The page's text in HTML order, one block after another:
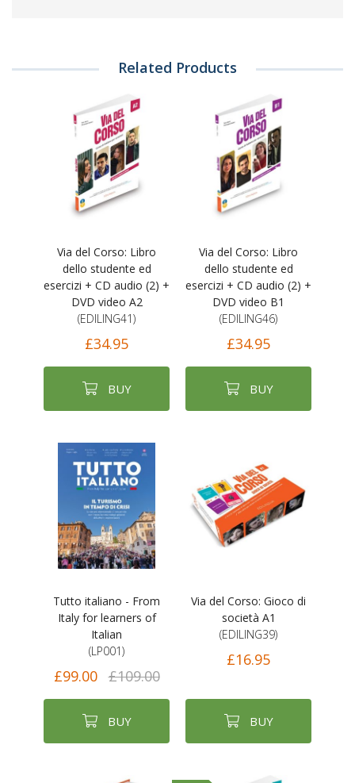
Related Products
Via del Corso: Libro
dello studente ed
esercizi + CD audio (2) +
DVD video A2
(EDILING41)
£34.95
BUY
Via del Corso: Libro
dello studente ed
esercizi + CD audio (2) +
DVD video B1
(EDILING46)
£34.95
BUY
Tutto italiano - From
Italy for learners of
Italian
(LP001)
£99.00 £109.00
BUY
Via del Corso: Gioco di
società A1
(EDILING39)
£16.95
BUY